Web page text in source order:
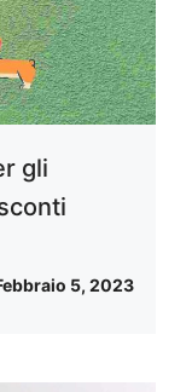
gli
5, 2023